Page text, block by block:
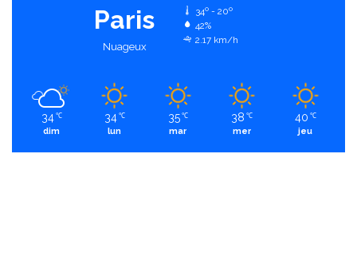
Paris
Nuageux
34º - 20º
42%
2.17 km/h
34 ℃
dim
34 ℃
lun
35 ℃
mar
38 ℃
mer
40 ℃
jeu